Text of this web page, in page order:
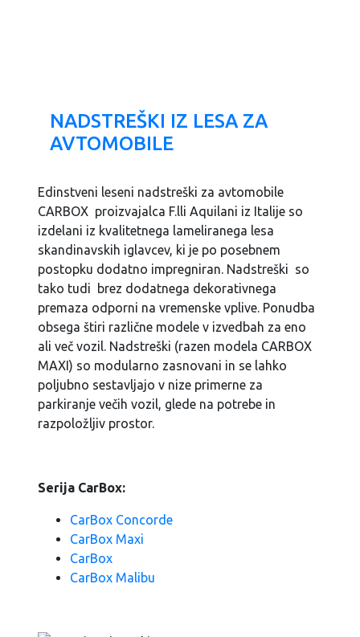
NADSTREŠKI IZ LESA ZA
AVTOMOBILE
Edinstveni leseni nadstreški za avtomobile
CARBOX proizvajalca F.lli Aquilani iz Italije so
izdelani iz kvalitetnega lameliranega lesa
skandinavskih iglavcev, ki je po posebnem
postopku dodatno impregniran. Nadstreški so
tako tudi brez dodatnega dekorativnega
premaza odporni na vremenske vplive. Ponudba
obsega štiri različne modele v izvedbah za eno
ali več vozil. Nadstreški (razen modela CARBOX
MAXI) so modularno zasnovani in se lahko
poljubno sestavljajo v nize primerne za
parkiranje večih vozil, glede na potrebe in
razpoložljiv prostor.
Serija CarBox:
CarBox Concorde
CarBox Maxi
CarBox
CarBox Malibu